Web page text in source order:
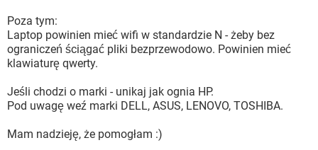
Poza tym:
Laptop powinien mieć wifi w standardzie N - żeby bez
ograniczeń ściągać pliki bezprzewodowo. Powinien mieć
klawiaturę qwerty.
Jeśli chodzi o marki - unikaj jak ognia HP.
Pod uwagę weź marki DELL, ASUS, LENOVO, TOSHIBA.
Mam nadzieję, że pomogłam :)